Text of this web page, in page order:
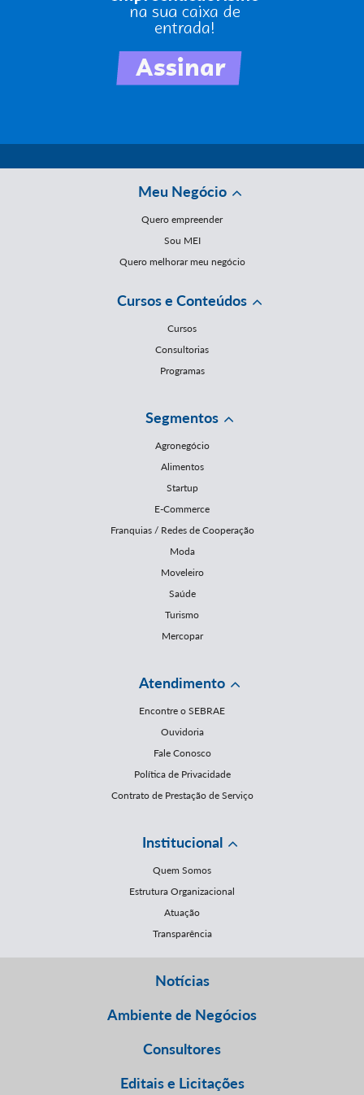
Meu Negócio
Quero empreender
Sou MEI
Quero melhorar meu negócio
Cursos e Conteúdos
Cursos
Consultorias
Programas
Segmentos
Agronegócio
Alimentos
Startup
E-Commerce
Franquias / Redes de Cooperação
Moda
Moveleiro
Saúde
Turismo
Mercopar
Atendimento
Encontre o SEBRAE
Ouvidoria
Fale Conosco
Política de Privacidade
Contrato de Prestação de Serviço
Institucional
Quem Somos
Estrutura Organizacional
Atuação
Transparência
Notícias
Ambiente de Negócios
Consultores
Editais e Licitações